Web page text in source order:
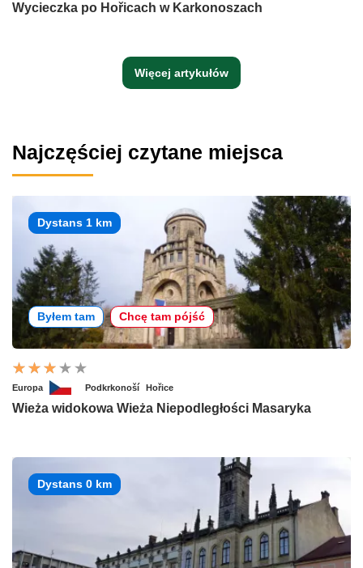
Wycieczka po Hořicach w Karkonoszach
Więcej artykułów
Najczęściej czytane miejsca
Dystans 1 km
Byłem tam Chcę tam pójść
Europa Podkrkonoší Hořice
Wieża widokowa Wieża Niepodległości Masaryka
Dystans 0 km